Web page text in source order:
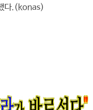
다.(konas)